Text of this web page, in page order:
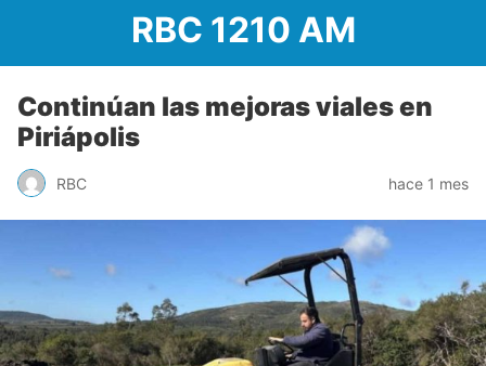
RBC 1210 AM
Continúan las mejoras viales en
Piriápolis
RBC hace 1 mes